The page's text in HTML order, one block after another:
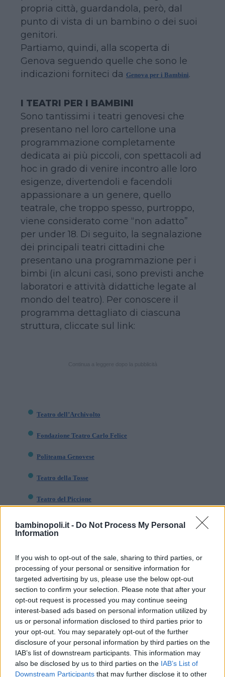
bambinopoli.it - Do Not Process My Personal
Information
If you wish to opt-out of the sale, sharing to third parties, or
processing of your personal or sensitive information for
targeted advertising by us, please use the below opt-out
section to confirm your selection. Please note that after your
opt-out request is processed you may continue seeing
interest-based ads based on personal information utilized by
us or personal information disclosed to third parties prior to
your opt-out. You may separately opt-out of the further
disclosure of your personal information by third parties on the
IAB’s list of downstream participants. This information may
also be disclosed by us to third parties on the IAB’s List of
Downstream Participants that may further disclose it to other
propria città, guardandola, però, dal
punto di vista di un bambino o dei suoi
genitori.
Partiamo, quindi, alla scoperta di
Genova seguendo quelle che sono le
indicazioni forniteci da Genova per i Bambini.
I TEATRI PER I BAMBINI
Sono tantissimi i teatri genovesi che
presentano nel loro cartellone una
programmazione completamente
dedicata ai più piccoli, con spettacoli ad
hoc in grado di venire incontro alle loro
esigenze, divertendoli e facendoli
appassionare a un genere, quello
teatrale, che troppo spesso, purtroppo,
viene considerato come “non adatto”
per under 18. Di seguito, la segnalazione
dei principali teatri cittadini che
presentano una programmazione per i
bimbi (in alcuni casi, sono previsti anche
laboratori e attività didattiche legate al
mondo del teatro). Per conoscere il
programma dettagliato di ciascuna
struttura, cliccate sul link:
Teatro dell’Archivolto
Fondazione Teatro Carlo Felice
Politeama Genovese
Teatro della Tosse
Teatro del Piccione
BIOSFERA o BOLLA
un luogo in cui la natura regna
sovrana, dove le opere d’arte non
sono quadri o statue, ma piante,
alberi, arbusti, rami, foglie…. Si trova
alPorto Anticoe dagli habitué è
conosciuta come“Bolla”. Qui, oltre a
esemplari unici quali piante tropicali,
ficus benjaminalti più di 9 metri,
piante “ bottiglia” , di caffè, cacao,